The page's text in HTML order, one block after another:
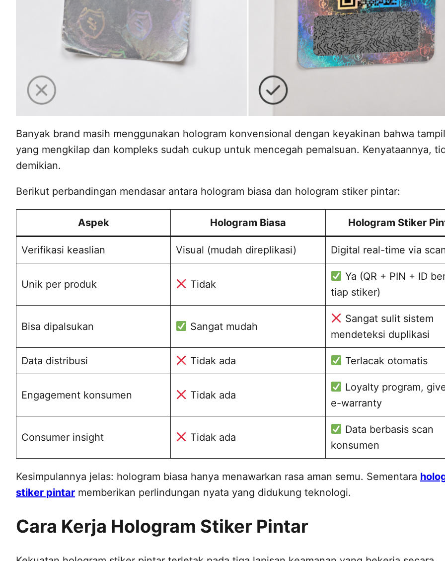
Banyak brand masih menggunakan hologram konvensional dengan keyakinan bahwa
yang mengkilap dan kompleks sudah cukup untuk mencegah pemalsuan. Kenyataannya,
demikian.
Berikut perbandingan mendasar antara hologram biasa dan hologram stiker pintar:
Aspek Hologram Biasa Hologram Stiker
Verifikasi keaslian Visual (mudah direplikasi) Digital real-time via
Unik per produk Tidak
Ya (QR + PIN + ID
tiap stiker)
Bisa dipalsukan Sangat mudah
Sangat sulit sistem
mendeteksi duplikasi
Data distribusi Tidak ada Terlacak otomatis
Engagement konsumen Tidak ada
Loyalty program,
e-warranty
Consumer insight Tidak ada
Data berbasis scan
konsumen
Kesimpulannya jelas: hologram biasa hanya menawarkan rasa aman semu. Sementara
stiker pintar memberikan perlindungan nyata yang didukung teknologi.
Cara Kerja Hologram Stiker Pintar